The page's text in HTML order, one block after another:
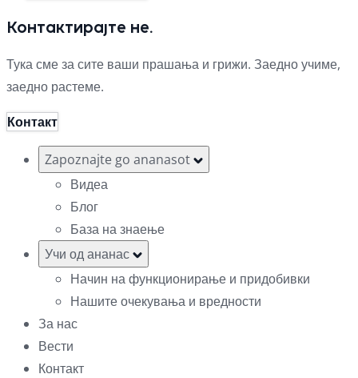
Контактирајте не.
Тука сме за сите ваши прашања и грижи. Заедно учиме,
заедно растеме.
Контакт
Zapoznajte go ananasot
Видеа
Блог
База на знаење
Учи од ананас
Начин на функционирање и придобивки
Нашите очекувања и вредности
За нас
Вести
Контакт